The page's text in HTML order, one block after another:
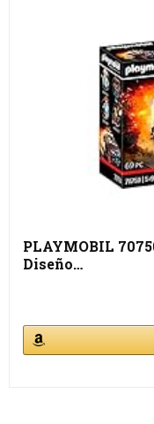
PLAYMOBIL
Diseño…